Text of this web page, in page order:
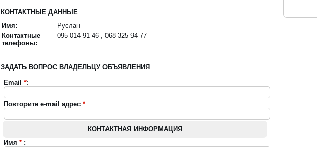
КОНТАКТНЫЕ ДАННЫЕ
Имя:
Руслан
Контактные
телефоны:
095 014 91 46 , 068 325 94 77
ЗАДАТЬ ВОПРОС ВЛАДЕЛЬЦУ ОБЪЯВЛЕНИЯ
Email *:
Повторите e-mail адрес *:
КОНТАКТНАЯ ИНФОРМАЦИЯ
Имя* :